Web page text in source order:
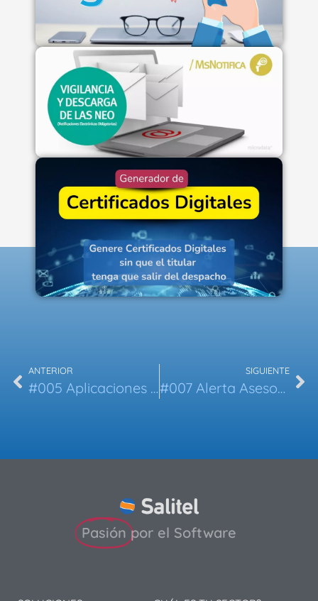
ANTERIOR
#005 Aplicaciones Google para asesorías
SIGUIENTE
#007 Alerta Asesoría: Protégete de estas amenazas
Pasión por el Software